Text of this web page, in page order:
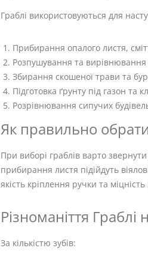
Граблі використовуються для
Прибирання опалого листя,
Розпушування та вирівнювання
Збирання скошеної трави та
Підготовка ґрунту під газон та
Розрівнювання сипучих
Як правильно
При виборі граблів варто
прибирання листя підійдуть
якість кріплення ручки та міцність
Різноманіття
За кількістю зубів: